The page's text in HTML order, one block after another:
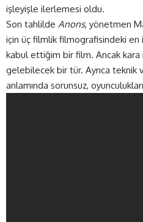
işleyişle ilerlemesi oldu.
Son tahlilde Anons, yönetmen
için üç filmlik filmografisindeki en
kabul ettiğim bir film. Ancak
gelebilecek bir tür. Ayrıca teknik
anlamında sorunsuz,